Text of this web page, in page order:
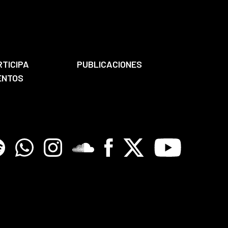
PUBLICACIONES
WhatsappInstagramSoundcloreFacebook
X Youtube